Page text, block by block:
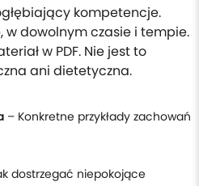
kompetencje.
w dowolnym czasie i tempie.
w PDF. Nie jest to
ani dietetyczna.
– Konkretne przykłady zachowań
dostrzegać niepokojące